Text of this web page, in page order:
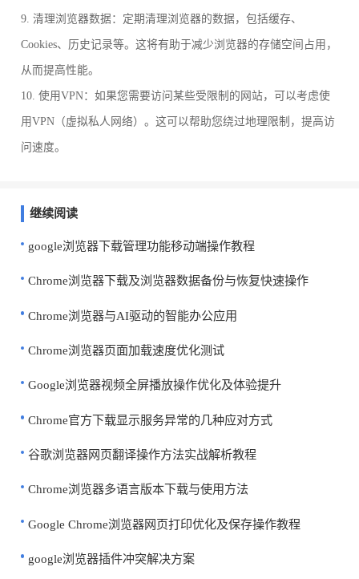
9. 清理浏览器数据：定期清理浏览器的数据，包括缓存、
Cookies、历史记录等。这将有助于减少浏览器的存储空间占用，
从而提高性能。
10. 使用VPN：如果您需要访问某些受限制的网站，可以考虑使
用VPN（虚拟私人网络）。这可以帮助您绕过地理限制，提高访
问速度。
继续阅读
google浏览器下载管理功能移动端操作教程
Chrome浏览器下载及浏览器数据备份与恢复快速操作
Chrome浏览器与AI驱动的智能办公应用
Chrome浏览器页面加载速度优化测试
Google浏览器视频全屏播放操作优化及体验提升
Chrome官方下载显示服务异常的几种应对方式
谷歌浏览器网页翻译操作方法实战解析教程
Chrome浏览器多语言版本下载与使用方法
Google Chrome浏览器网页打印优化及保存操作教程
google浏览器插件冲突解决方案